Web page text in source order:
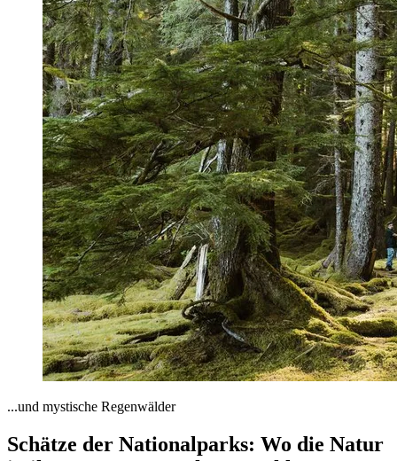
...und mystische Regenwälder
Schätze der Nationalparks: Wo die Natur